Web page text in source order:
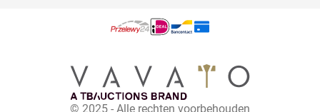
© 2025 - Alle rechten voorbehouden